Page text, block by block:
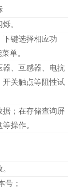
。
下键选择相应功
单。
器、互感器、电抗
开关触点等阻性试
据；在存储查询屏
操作。
号；